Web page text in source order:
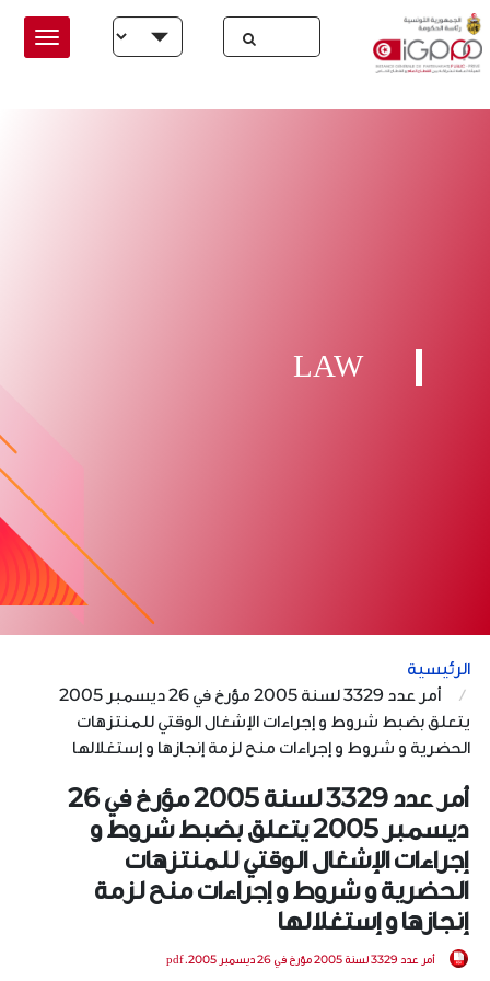
Skip to main content
Select your language
LAW
الرئيسية
أمر عدد 3329 لسنة 2005 مؤرخ في 26 ديسمبر 2005
يتعلق بضبط شروط و إجراءات الإشغال الوقتي للمنتزهات
الحضرية و شروط و إجراءات منح لزمة إنجازها و إستغلالها
أمر عدد 3329 لسنة 2005 مؤرخ في 26
ديسمبر 2005 يتعلق بضبط شروط و
إجراءات الإشغال الوقتي للمنتزهات
الحضرية و شروط و إجراءات منح لزمة
إنجازها و إستغلالها
أمر عدد 3329 لسنة 2005 مؤرخ في 26 ديسمبر 2005.pdf